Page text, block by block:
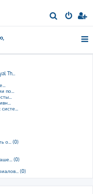
о
Th...
по...
о... (0)
(0)
(0)